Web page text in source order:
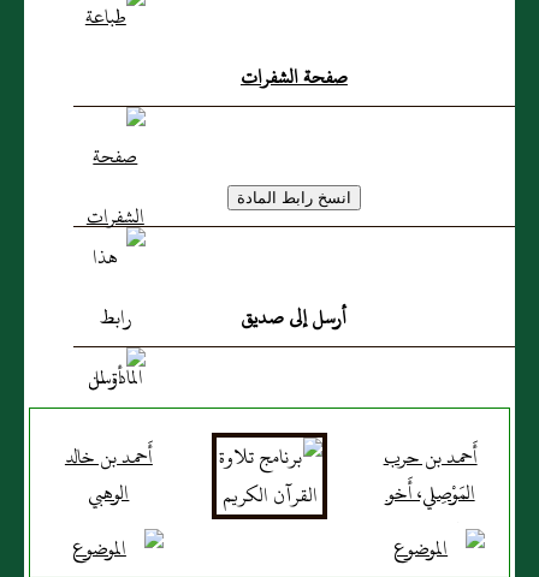
صفحة الشفرات
أرسل إلى صديق
أَحمد بن حرب
المَوْصِلي، أَخو
علي بن حرب
المَوْصِلي، كان
أَحمد بن خالد
الوهبي